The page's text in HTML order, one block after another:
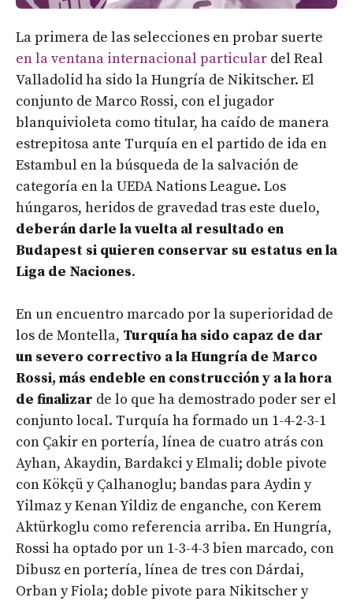
La primera de las selecciones en probar suerte
en la ventana internacional particular del Real
Valladolid ha sido la Hungría de Nikitscher. El
conjunto de Marco Rossi, con el jugador
blanquivioleta como titular, ha caído de manera
estrepitosa ante Turquía en el partido de ida en
Estambul en la búsqueda de la salvación de
categoría en la UEDA Nations League. Los
húngaros, heridos de gravedad tras este duelo,
deberán darle la vuelta al resultado en
Budapest si quieren conservar su estatus en la
Liga de Naciones.
En un encuentro marcado por la superioridad de
los de Montella, Turquía ha sido capaz de dar
un severo correctivo a la Hungría de Marco
Rossi, más endeble en construcción y a la hora
de finalizar de lo que ha demostrado poder ser el
conjunto local. Turquía ha formado un 1-4-2-3-1
con Çakir en portería, línea de cuatro atrás con
Ayhan, Akaydin, Bardakci y Elmali; doble pivote
con Kökçü y Çalhanoglu; bandas para Aydin y
Yilmaz y Kenan Yildiz de enganche, con Kerem
Aktürkoglu como referencia arriba. En Hungría,
Rossi ha optado por un 1-3-4-3 bien marcado, con
Dibusz en portería, línea de tres con Dárdai,
Orban y Fiola; doble pivote para Nikitscher y